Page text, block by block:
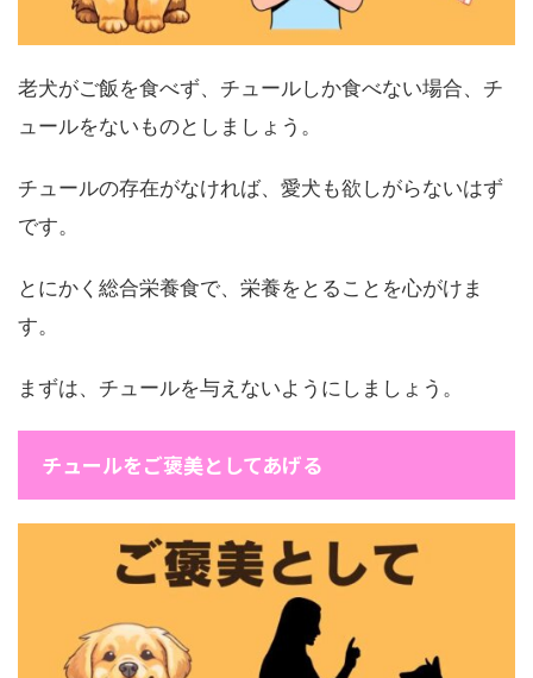
老犬がご飯を食べず、チュールしか食べない場合、チ
ュールをないものとしましょう。
チュールの存在がなければ、愛犬も欲しがらないはず
です。
とにかく総合栄養食で、栄養をとることを心がけま
す。
まずは、チュールを与えないようにしましょう。
チュールをご褒美としてあげる